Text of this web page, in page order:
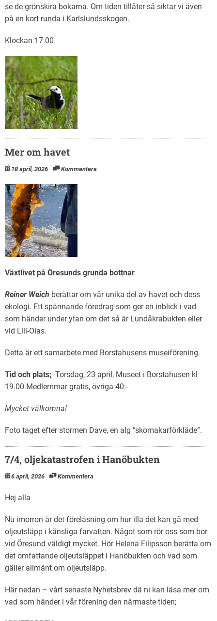
se de grönskira bokarna. Om tiden tillåter så siktar vi även
på en kort runda i Karlslundsskogen.
Klockan 17.00
Mer om havet
18 april, 2026 Kommentera
Växtlivet på Öresunds grunda bottnar
Reiner Weich berättar om vår unika del av havet och dess
ekologi. Ett spännande föredrag som ger en inblick i vad
som händer under ytan om det så är Lundåkrabukten eller
vid Lill-Olas.
Detta är ett samarbete med Borstahusens museiförening.
Tid och plats; Torsdag, 23 april, Museet i Borstahusen kl
19.00 Medlemmar gratis, övriga 40:-
Mycket välkomna!
Foto taget efter stormen Dave, en alg ”skomakarförkläde”.
7/4, oljekatastrofen i Hanöbukten
6 april, 2026 Kommentera
Hej alla
Nu imorron är det föreläsning om hur illa det kan gå med
oljeutsläpp i känsliga farvatten. Något som rör oss som bor
vid Öresund väldigt mycket. Hör Helena Filipsson berätta om
det omfattande oljeutsläppet i Hanöbukten och vad som
gäller allmänt om oljeutsläpp.
Här nedan – vårt senaste Nyhetsbrev dä ni kan läsa mer om
vad som händer i vår förening den närmaste tiden;